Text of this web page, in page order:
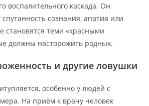
воспалительного каскада. Он
сознания, апатия или
становятся теми «красными
должны насторожить родных.
и другие ловушки
особенно у людей с
На приём к врачу человек